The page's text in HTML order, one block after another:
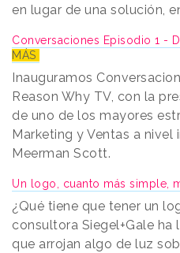
en lugar de una solución,
Conversaciones Episodio 1 -
MÁS
Inauguramos
Reason Why TV, con la
de uno de los mayores
Marketing y Ventas a nivel
Meerman Scott.
Un logo, cuanto más simple,
¿Qué tiene que tener un
consultora Siegel+Gale
que arrojan algo de luz